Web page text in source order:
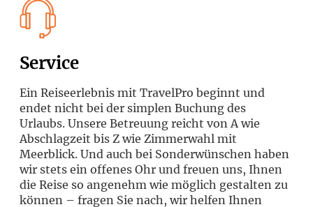
Service
Ein Reiseerlebnis mit TravelPro beginnt und
endet nicht bei der simplen Buchung des
Urlaubs. Unsere Betreuung reicht von A wie
Abschlagzeit bis Z wie Zimmerwahl mit
Meerblick. Und auch bei Sonderwünschen haben
wir stets ein offenes Ohr und freuen uns, Ihnen
die Reise so angenehm wie möglich gestalten zu
können – fragen Sie nach, wir helfen Ihnen